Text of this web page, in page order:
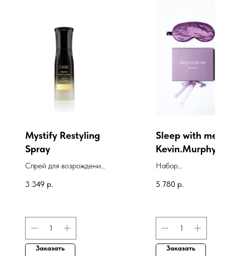
Mystify Restyling
Spray
Спрей для возрождения
золота"
3 349 р.
Заказать
Sleep with me
Kevin.Murphy
Набор
ИФТ] увлажняющая
сна,100мл+1 шт
5 780 р.
Заказать